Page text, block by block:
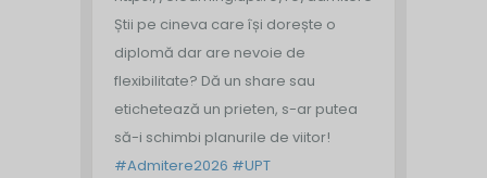
Știi pe cineva care își dorește o
diplomă dar are nevoie de
flexibilitate? Dă un share sau
etichetează un prieten, s-ar putea
să-i schimbi planurile de viitor!
#Admitere2026 #UPT